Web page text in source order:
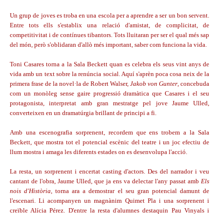
Un grup de joves es troba en una escola per a aprendre a ser un bon servent.
Entre tots ells s'establix una relació d'amistat, de complicitat, de
competitivitat i de contínues tibantors. Tots lluitaran per ser el qual més sap
del món, però s'oblidaran d'allò més important, saber com funciona la vida.
Toni Casares torna a la Sala Beckett quan es celebra els seus vint anys de
vida amb un text sobre la renúncia social. Aquí s'aprèn poca cosa neix de la
primera frase de la novel·la de Robert Walser, Jakob von Gunter, concebuda
com un monòleg sense gaire progressió dramàtica que Casares i el seu
protagonista, interpretat amb gran mestratge pel jove Jaume Ulled,
converteixen en un dramatúrgia brillant de principi a fi.
Amb una escenografia sorprenent, recordem que ens trobem a la Sala
Beckett, que mostra tot el potencial escènic del teatre i un joc efectiu de
llum mostra i amaga les diferents estades on es desenvolupa l'acció.
La resta, un sorprenent i encertat casting d'actors. Des del narrador i veu
cantant de l'obra, Jaume Ulled, que ja ens va delectar l'any passat amb Els
nois d'Història, torna ara a demostrar el seu gran potencial damunt de
l'escenari. Li acompanyen un magnànim Quimet Pla i una sorprenent i
creïble Alícia Pérez. D'entre la resta d'alumnes destaquin Pau Vinyals i